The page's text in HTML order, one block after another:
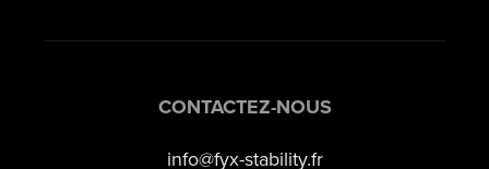
CONTACTEZ-NOUS
info@fyx-stability.fr